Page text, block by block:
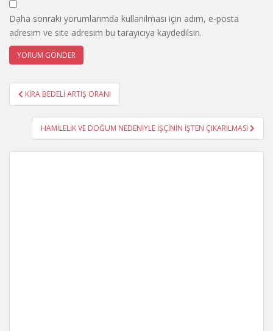
Daha sonraki yorumlarımda kullanılması için adım, e-posta
adresim ve site adresim bu tarayıcıya kaydedilsin.
Yazı
gezinmesi
KİRA BEDELİ ARTIŞ ORANI
HAMİLELİK VE DOĞUM NEDENİYLE İŞÇİNİN İŞTEN ÇIKARILMASI